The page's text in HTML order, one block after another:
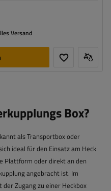
Versand
Box?
als Transportbox oder
ideal für den Einsatz am Heck
Plattform oder direkt an den
angebracht ist. Im
der Zugang zu einer Heckbox